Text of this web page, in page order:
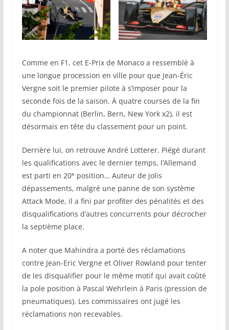
Comme en F1, cet E-Prix de Monaco a ressemblé à
une longue procession en ville pour que Jean-Éric
Vergne soit le premier pilote à s’imposer pour la
seconde fois de la saison. À quatre courses de la fin
du championnat (Berlin, Bern, New York x2), il est
désormais en tête du classement pour un point.
Derrière lui, on retrouve André Lotterer. Piégé durant
les qualifications avec le dernier temps, l’Allemand
est parti en 20e position… Auteur de jolis
dépassements, malgré une panne de son système
Attack Mode, il a fini par profiter des pénalités et des
disqualifications d’autres concurrents pour décrocher
la septième place.
A noter que Mahindra a porté des réclamations
contre Jean-Eric Vergne et Oliver Rowland pour tenter
de les disqualifier pour le même motif qui avait coûté
la pole position à Pascal Wehrlein à Paris (pression de
pneumatiques). Les commissaires ont jugé les
réclamations non recevables.